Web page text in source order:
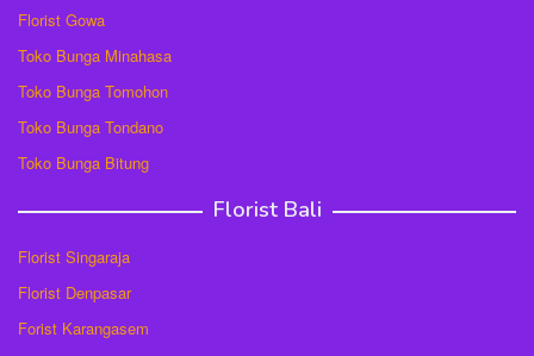
Florist Gowa
Toko Bunga Minahasa
Toko Bunga Tomohon
Toko Bunga Tondano
Toko Bunga Bitung
Florist Bali
Florist Singaraja
Florist Denpasar
Forist Karangasem